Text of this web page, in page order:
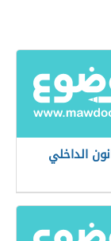
الداخلي